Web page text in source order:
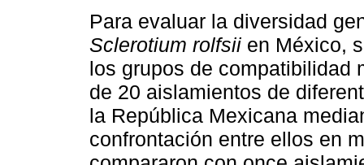
Para evaluar la diversidad
Sclerotium rolfsii en México,
los grupos de compatibilidad
de 20 aislamientos de
la República Mexicana
confrontación entre ellos en